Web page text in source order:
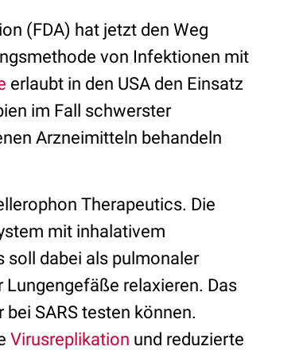
(FDA) hat jetzt den Weg
von Infektionen mit
erlaubt in den USA den Einsatz
im Fall schwerster
Arzneimitteln behandeln
Therapeutics. Die
mit inhalativem
soll dabei als pulmonaler
relaxieren. Das
SARS testen können.
Virusreplikation und reduzierte